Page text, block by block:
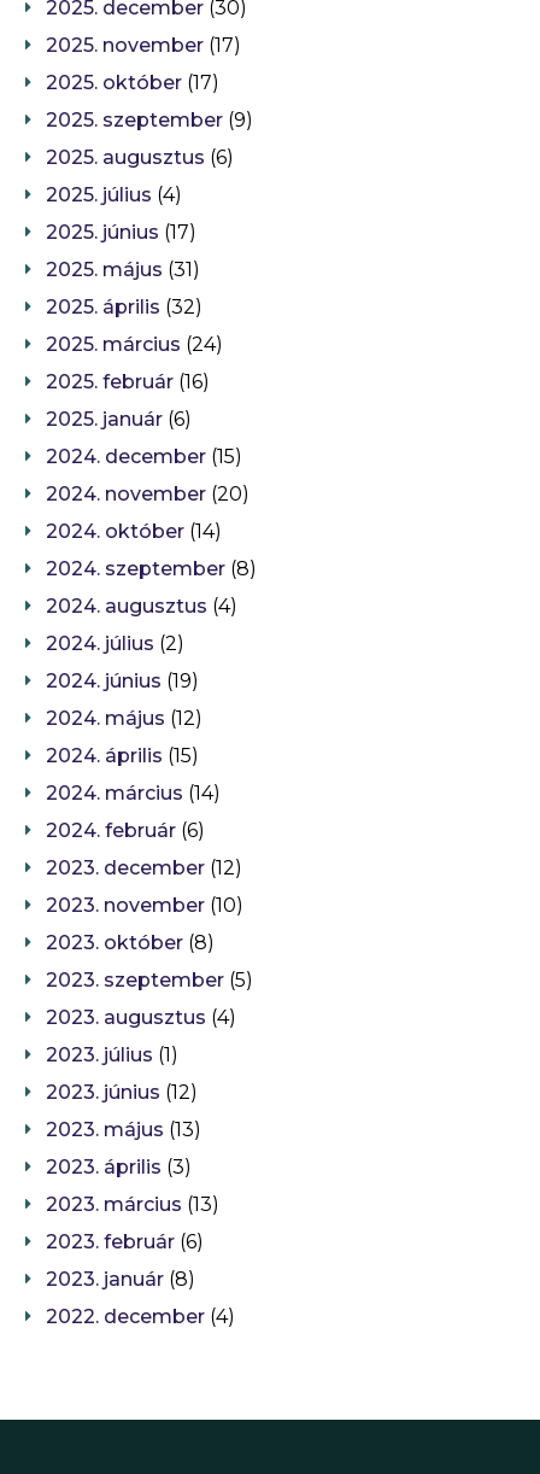
2025. december (30)
2025. november (17)
2025. október (17)
2025. szeptember (9)
2025. augusztus (6)
2025. július (4)
2025. június (17)
2025. május (31)
2025. április (32)
2025. március (24)
2025. február (16)
2025. január (6)
2024. december (15)
2024. november (20)
2024. október (14)
2024. szeptember (8)
2024. augusztus (4)
2024. július (2)
2024. június (19)
2024. május (12)
2024. április (15)
2024. március (14)
2024. február (6)
2023. december (12)
2023. november (10)
2023. október (8)
2023. szeptember (5)
2023. augusztus (4)
2023. július (1)
2023. június (12)
2023. május (13)
2023. április (3)
2023. március (13)
2023. február (6)
2023. január (8)
2022. december (4)